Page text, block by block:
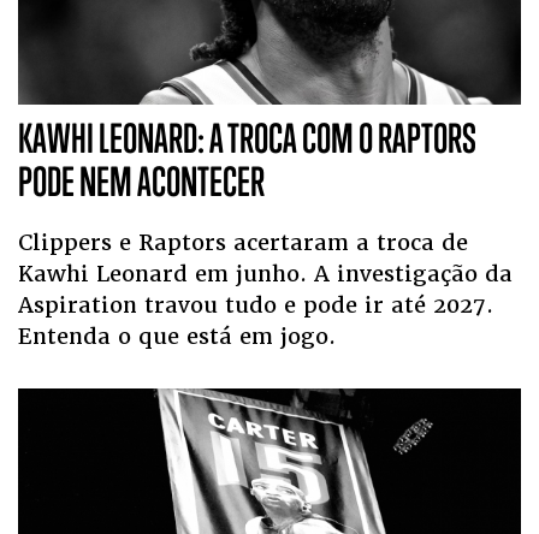
KAWHI LEONARD: A TROCA COM O RAPTORS
PODE NEM ACONTECER
Clippers e Raptors acertaram a troca de
Kawhi Leonard em junho. A investigação da
Aspiration travou tudo e pode ir até 2027.
Entenda o que está em jogo.